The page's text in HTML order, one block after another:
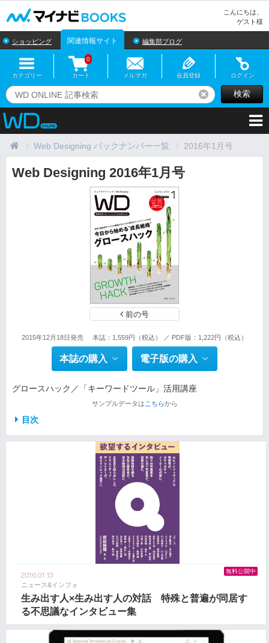
こんにちは、
ゲスト様
ショッピング 関連情報サイト 編集部ブログ
カテゴリー カート
0
メルマガ 会員登録 ログイン
リセット検索
Web Designing バックナンバー一覧 2016年1月号
Web Designing 2016年1月号
前の号
2015年12月18日発売 本誌：1,559円（税込） ／ PDF版：1,222円（税込）
本誌の購入 電子版の購入
グロースハック／「キーワードツール」活用講座
サンプルデータは こちらから
目次
2016.01.13
ニュース&インフォ
生み出す人×生み出す人の対話 特殊と普遍が同居す
る不思議なインタビュー集
無料公開中